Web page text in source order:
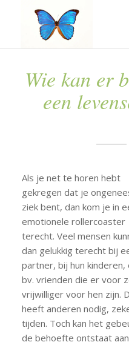
Wie kan er
een
Als je net te horen hebt
gekregen dat je
ziek bent, dan kom je in
emotionele rollercoaster
terecht. Veel mensen
dan gelukkig terecht bij
partner, bij hun kinderen,
bv. vrienden die er voor
vrijwilliger voor hen zijn.
heeft anderen nodig,
tijden. Toch kan het
de behoefte ontstaat